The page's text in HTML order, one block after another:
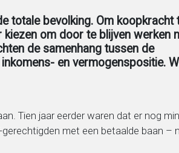
totale bevolking. Om koopkracht
om door te blijven werken
de samenhang tussen de
en vermogenspositie.
Tien jaar eerder waren dat er nog
met een betaalde baan –